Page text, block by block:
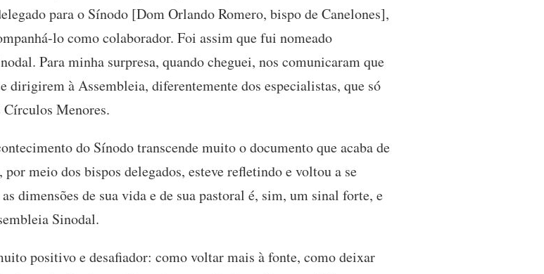
para o Sínodo [Dom Orlando Romero, bispo de Canelones],
lo como colaborador. Foi assim que fui nomeado
Para minha surpresa, quando cheguei, nos comunicaram que
dirigirem à Assembleia, diferentemente dos especialistas, que só
Círculos Menores.
do Sínodo transcende muito o documento que acaba de
meio dos bispos delegados, esteve refletindo e voltou a se
dimensões de sua vida e de sua pastoral é, sim, um sinal forte, e
Sinodal.
positivo e desafiador: como voltar mais à fonte, como deixar